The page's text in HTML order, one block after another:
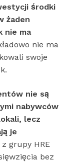
środki
żaden
nie ma
nie ma
swoje
nie są
nabywców
lecz
je
grupy HRE
bez